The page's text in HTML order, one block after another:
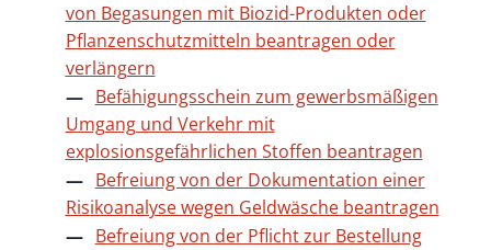
von Begasungen mit Biozid-Produkten oder
Pflanzenschutzmitteln beantragen oder
verlängern
Befähigungsschein zum gewerbsmäßigen
Umgang und Verkehr mit
explosionsgefährlichen Stoffen beantragen
Befreiung von der Dokumentation einer
Risikoanalyse wegen Geldwäsche beantragen
Befreiung von der Pflicht zur Bestellung